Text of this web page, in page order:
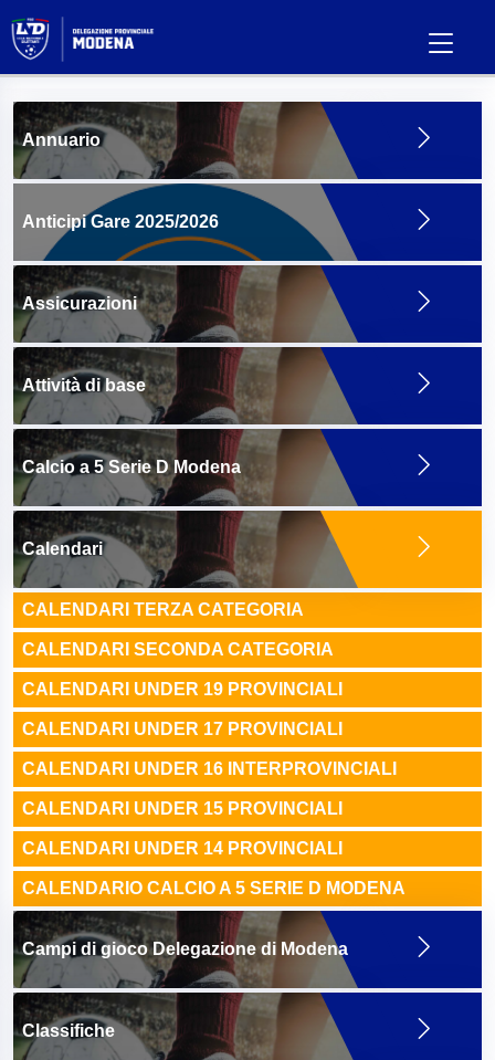
Annuario
Anticipi Gare 2025/2026
Assicurazioni
Attività di base
Calcio a 5 Serie D Modena
Calendari
CALENDARI TERZA CATEGORIA
CALENDARI SECONDA CATEGORIA
CALENDARI UNDER 19 PROVINCIALI
CALENDARI UNDER 17 PROVINCIALI
CALENDARI UNDER 16 INTERPROVINCIALI
CALENDARI UNDER 15 PROVINCIALI
CALENDARI UNDER 14 PROVINCIALI
CALENDARIO CALCIO A 5 SERIE D MODENA
Campi di gioco Delegazione di Modena
Classifiche